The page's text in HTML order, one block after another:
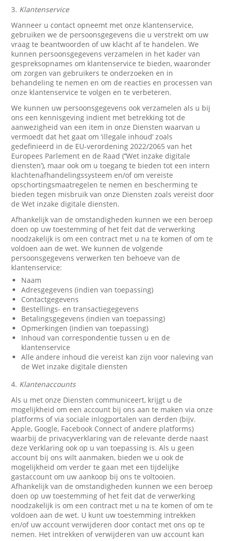
3. Klantenservice
Wanneer u contact opneemt met onze klantenservice,
gebruiken we de persoonsgegevens die u verstrekt om uw
vraag te beantwoorden of uw klacht af te handelen. We
kunnen persoonsgegevens verzamelen in het kader van
gespreksopnames om klantenservice te bieden, waaronder
om zorgen van gebruikers te onderzoeken en in
behandeling te nemen en om de reacties en processen van
onze klantenservice te volgen en te verbeteren.
We kunnen uw persoonsgegevens ook verzamelen als u bij
ons een kennisgeving indient met betrekking tot de
aanwezigheid van een item in onze Diensten waarvan u
vermoedt dat het gaat om ‘illegale inhoud’ zoals
gedefinieerd in de EU-verordening 2022/2065 van het
Europees Parlement en de Raad (‘’Wet inzake digitale
diensten’), maar ook om u toegang te bieden tot een intern
klachtenafhandelingssysteem en/of om vereiste
opschortingsmaatregelen te nemen en bescherming te
bieden tegen misbruik van onze Diensten zoals vereist door
de Wet inzake digitale diensten.
Afhankelijk van de omstandigheden kunnen we een beroep
doen op uw toestemming of het feit dat de verwerking
noodzakelijk is om een contract met u na te komen of om te
voldoen aan de wet. We kunnen de volgende
persoonsgegevens verwerken ten behoeve van de
klantenservice:
Naam
Adresgegevens (indien van toepassing)
Contactgegevens
Bestellings- en transactiegegevens
Betalingsgegevens (indien van toepassing)
Opmerkingen (indien van toepassing)
Inhoud van correspondentie tussen u en de
klantenservice
Alle andere inhoud die vereist kan zijn voor naleving van
de Wet inzake digitale diensten
4. Klantenaccounts
Als u met onze Diensten communiceert, krijgt u de
mogelijkheid om een account bij ons aan te maken via onze
platforms of via sociale inlogportalen van derden (bijv.
Apple, Google, Facebook Connect of andere platforms)
waarbij de privacyverklaring van de relevante derde naast
deze Verklaring ook op u van toepassing is. Als u geen
account bij ons wilt aanmaken, bieden we u ook de
mogelijkheid om verder te gaan met een tijdelijke
gastaccount om uw aankoop bij ons te voltooien.
Afhankelijk van de omstandigheden kunnen we een beroep
doen op uw toestemming of het feit dat de verwerking
noodzakelijk is om een contract met u na te komen of om te
voldoen aan de wet. U kunt uw toestemming intrekken
en/of uw account verwijderen door contact met ons op te
nemen. Het intrekken of verwijderen van uw account kan